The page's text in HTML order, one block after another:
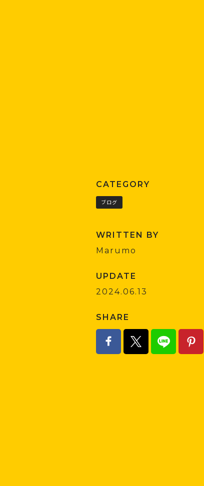
CATEGORY
ブログ
WRITTEN BY
Marumo
UPDATE
2024.06.13
SHARE